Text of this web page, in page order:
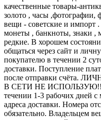
качественные товары-
золото , часы
вещи - советские и импорт
монеты , банкноты, знаки
редкие. В хорошем
общаться через сайт и
покупателю в течении 2
доставки. Поступление
после отправки счёта.
В СЕТИ НЕ ИСПОЛЬЗУЮ!!
течении 1-3 рабочих дней
адреса доставки. Номера
обязательно. Владельцем